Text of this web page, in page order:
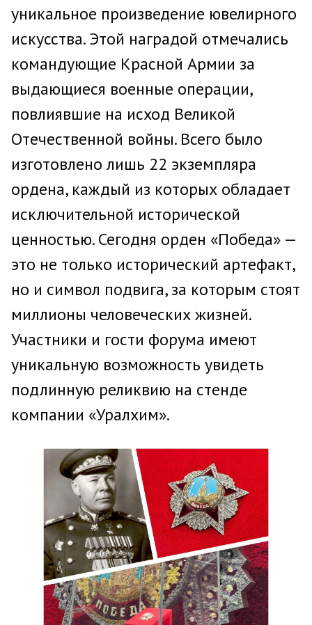
уникальное произведение ювелирного
искусства. Этой наградой отмечались
командующие Красной Армии за
выдающиеся военные операции,
повлиявшие на исход Великой
Отечественной войны. Всего было
изготовлено лишь 22 экземпляра
ордена, каждый из которых обладает
исключительной исторической
ценностью. Сегодня орден «Победа» —
это не только исторический артефакт,
но и символ подвига, за которым стоят
миллионы человеческих жизней.
Участники и гости форума имеют
уникальную возможность увидеть
подлинную реликвию на стенде
компании «Уралхим».